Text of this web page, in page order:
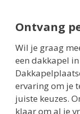
Ontvang
Wil je graag
een dakkapel
ervaring om je
juiste keuzes.
klaar om al je